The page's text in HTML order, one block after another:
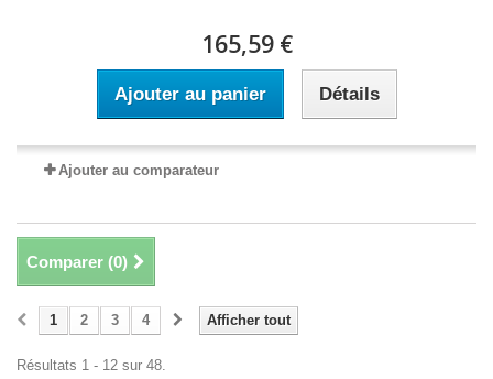
165,59 €
Ajouter au panier Détails
Ajouter au comparateur
Comparer (0)
Afficher tout
1 2 3 4
Résultats 1 - 12 sur 48.